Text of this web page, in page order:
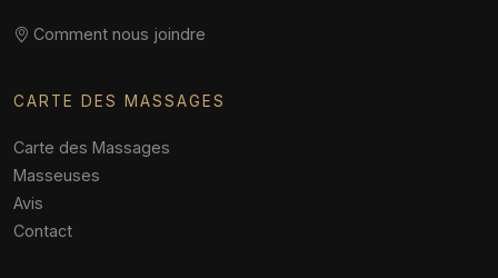
Comment nous joindre
CARTE DES MASSAGES
Carte des Massages
Masseuses
Avis
Contact